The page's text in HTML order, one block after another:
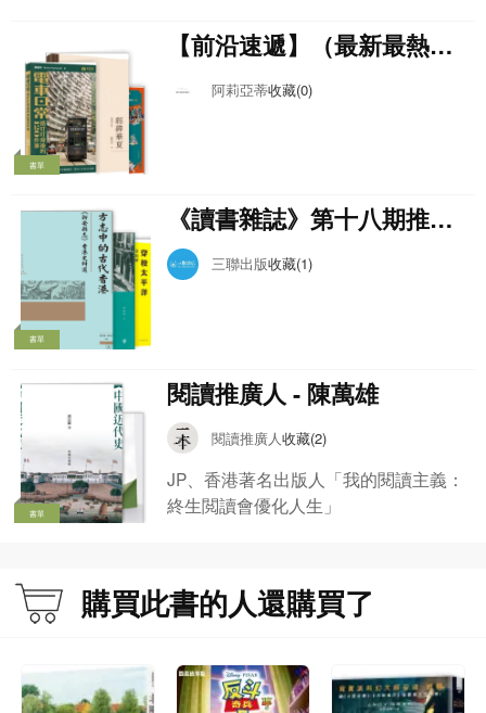
灣大學歷史系副教授、講座教授等職
位。上世紀七十年代移居美國，曾任匹
茲堡大學歷史學系教授，及後亦任教於
書單
【前沿速遞】（最新最熱的
好書）阿莉亞蒂收藏(0)
書單
《讀書雜誌》第十八期推薦
書單三聯出版收藏(1)
書單
閱讀推廣人 - 陳萬雄
閱讀推廣人收藏(2)
JP、香港著名出版人「我的閱讀主義：
終生閲讀會優化人生」
購買此書的人還購買了